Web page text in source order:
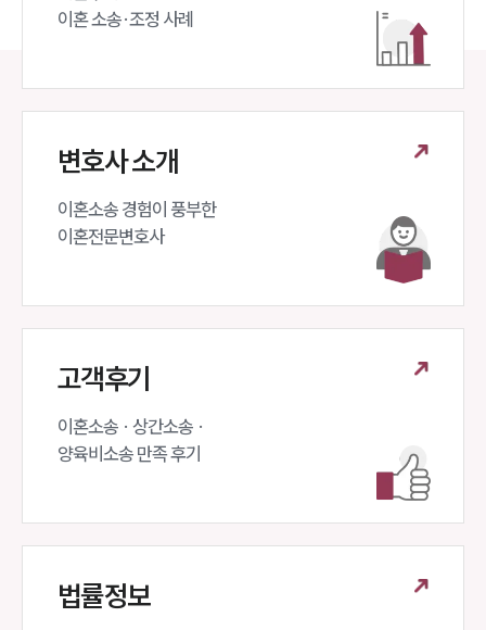
이혼 소송·조정 사례
변호사 소개
이혼소송 경험이 풍부한
이혼전문변호사
고객후기
이혼소송 · 상간소송 ·
양육비소송 만족 후기
법률정보